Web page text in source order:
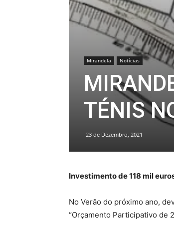
Mirandela Notícias
TÉNIS
23 de Dezembro, 2021
Investimento de 118 mil
No Verão do próximo ano,
“Orçamento Participativo de